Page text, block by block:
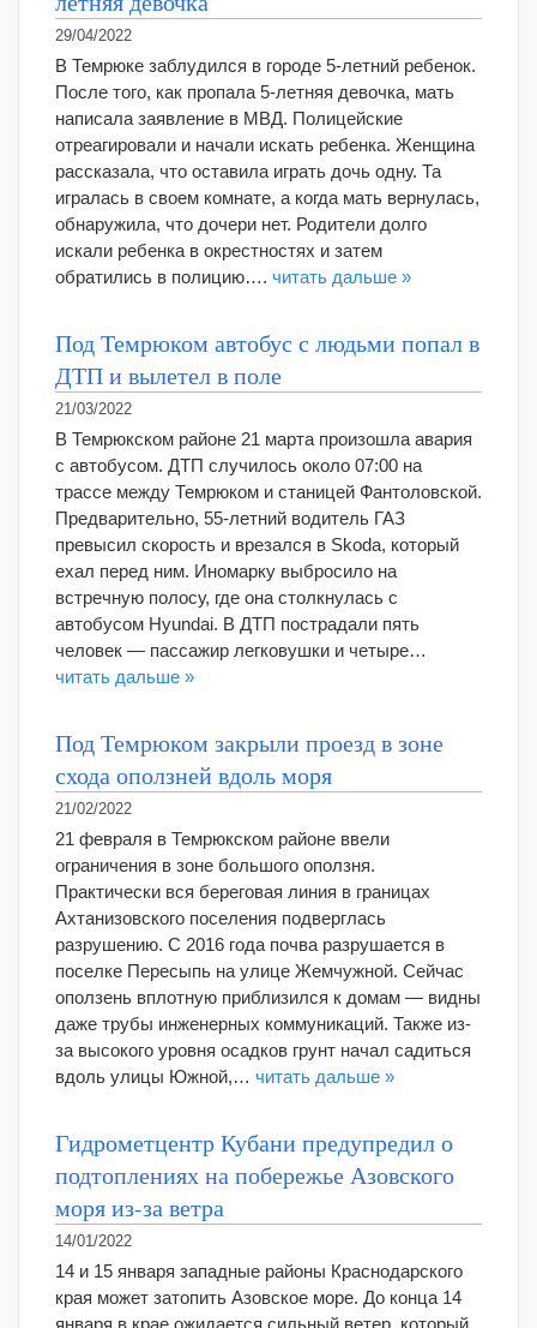
29/04/2022
В Темрюке заблудился в городе 5-летний ребенок.
После того, как пропала 5-летняя девочка, мать
написала заявление в МВД. Полицейские
отреагировали и начали искать ребенка. Женщина
рассказала, что оставила играть дочь одну. Та
игралась в своем комнате, а когда мать вернулась,
обнаружила, что дочери нет. Родители долго
искали ребенка в окрестностях и затем
обратились в полицию…. читать дальше »
Под Темрюком автобус с людьми попал в
ДТП и вылетел в поле
21/03/2022
В Темрюкском районе 21 марта произошла авария
с автобусом. ДТП случилось около 07:00 на
трассе между Темрюком и станицей Фантоловской.
Предварительно, 55-летний водитель ГАЗ
превысил скорость и врезался в Skoda, который
ехал перед ним. Иномарку выбросило на
встречную полосу, где она столкнулась с
автобусом Hyundai. В ДТП пострадали пять
человек — пассажир легковушки и четыре…
читать дальше »
Под Темрюком закрыли проезд в зоне
схода оползней вдоль моря
21/02/2022
21 февраля в Темрюкском районе ввели
ограничения в зоне большого оползня.
Практически вся береговая линия в границах
Ахтанизовского поселения подверглась
разрушению. С 2016 года почва разрушается в
поселке Пересыпь на улице Жемчужной. Сейчас
оползень вплотную приблизился к домам — видны
даже трубы инженерных коммуникаций. Также из-
за высокого уровня осадков грунт начал садиться
вдоль улицы Южной,… читать дальше »
Гидрометцентр Кубани предупредил о
подтоплениях на побережье Азовского
моря из-за ветра
14/01/2022
14 и 15 января западные районы Краснодарского
края может затопить Азовское море. До конца 14
января в крае ожидается сильный ветер, который